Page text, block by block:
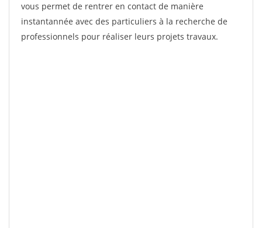
vous permet de rentrer en contact de manière
instantannée avec des particuliers à la recherche de
professionnels pour réaliser leurs projets travaux.